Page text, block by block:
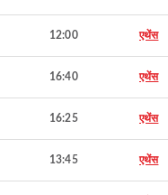
12:00 एथेंस
16:40 एथेंस
16:25 एथेंस
13:45 एथेंस